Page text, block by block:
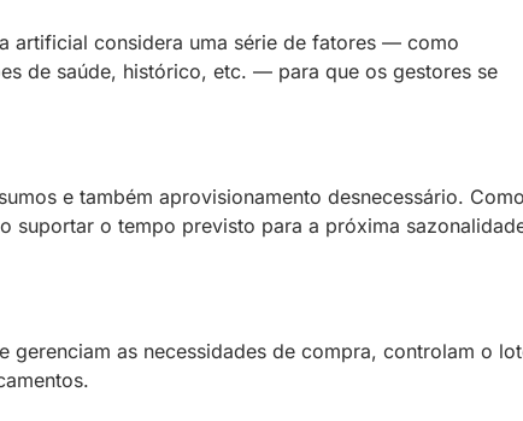
artificial considera uma série de fatores — como
de saúde, histórico, etc. — para que os gestores se
e também aprovisionamento desnecessário. Como
suportar o tempo previsto para a próxima
gerenciam as necessidades de compra, controlam o